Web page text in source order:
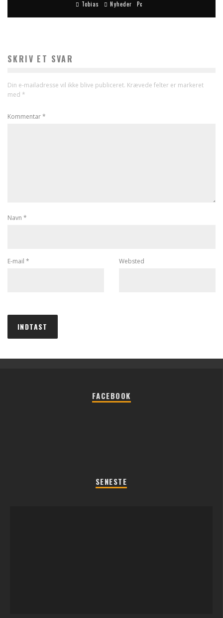
Tobias Nyheder Pc
SKRIV ET SVAR
Din e-mailadresse vil ikke blive publiceret. Krævede felter er markeret
med *
Kommentar*
Navn *
E-mail * Websted
FACEBOOK
SENESTE